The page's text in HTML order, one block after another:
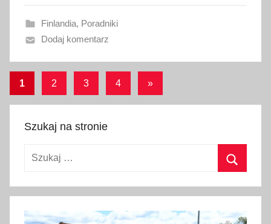
n
o
8
s
t
a
2
Finlandia, Poradniki
Dodaj komentarz
Stronicowanie
wpisów
1 2 3 4
Następne
»
Szukaj na stronie
Szukaj: